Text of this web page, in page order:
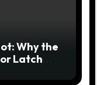
Why the
Latch